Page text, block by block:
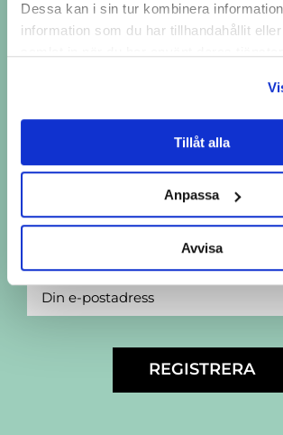
Dessa kan i sin tur kombinera
information som du har tillhandahållit
Tillåt alla
Anpassa
Avvisa
PRENUMERERA PÅ
NYHETSBREV
Vill du få de senaste
engagemang är
E-postadress: